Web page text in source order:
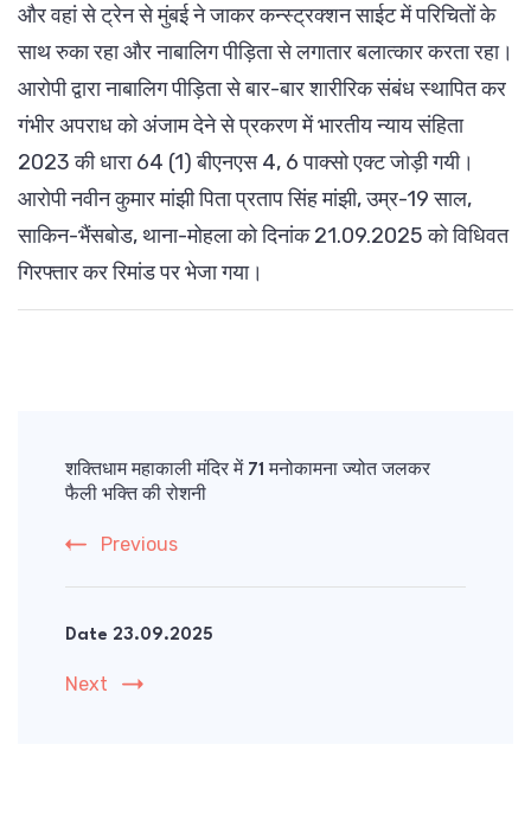
और वहां से ट्रेन से मुंबई ने जाकर कन्स्ट्रक्शन साईट में परिचितों के
साथ रुका रहा और नाबालिग पीड़िता से लगातार बलात्कार करता रहा।
आरोपी द्वारा नाबालिग पीड़िता से बार-बार शारीरिक संबंध स्थापित कर
गंभीर अपराध को अंजाम देने से प्रकरण में भारतीय न्याय संहिता
2023 की धारा 64 (1) बीएनएस 4, 6 पाक्सो एक्ट जोड़ी गयी।
आरोपी नवीन कुमार मांझी पिता प्रताप सिंह मांझी, उम्र-19 साल,
साकिन-भैंसबोड, थाना-मोहला को दिनांक 21.09.2025 को विधिवत
गिरफ्तार कर रिमांड पर भेजा गया।
Navigation
शक्तिधाम महाकाली मंदिर में 71 मनोकामना ज्योत जलकर
फैली भक्ति की रोशनी
Previous
Date 23.09.2025
Next